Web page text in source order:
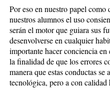
Por eso en nuestro papel como
nuestros alumnos el uso
serán el motor que guiara sus
desenvolverse en cualquier
importante hacer conciencia
la finalidad de que los errores
manera que estas conductas
tecnológica, pero a con calidad